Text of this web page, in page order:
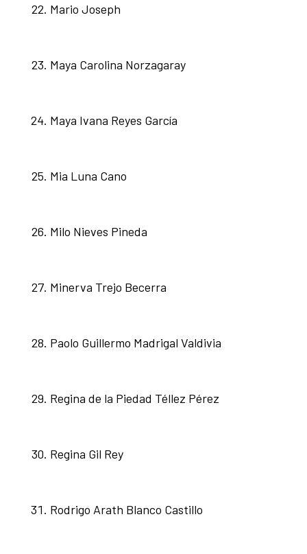
Mario Joseph
Maya Carolina Norzagaray
Maya Ivana Reyes García
Mia Luna Cano
Milo Nieves Pineda
Minerva Trejo Becerra
Paolo Guillermo Madrigal Valdivia
Regina de la Piedad Téllez Pérez
Regina Gil Rey
Rodrigo Arath Blanco Castillo